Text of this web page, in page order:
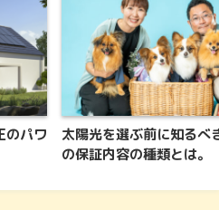
のパワ
太陽光を選ぶ前に知る
の保証内容の種類とは。